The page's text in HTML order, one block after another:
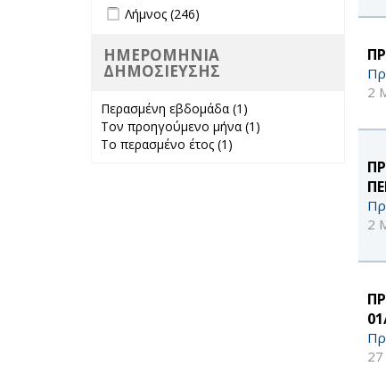
2
2
Apply Λήμνος filter
Λήμνος (246)
ΗΜΕΡΟΜΗΝΙΑ
ΔΗΜΟΣΙΕΥΣΗΣ
Περασμένη εβδομάδα (1)
Περασμένη
Τον προηγούμενο μήνα (1)
Το περασμένο έτος (1)